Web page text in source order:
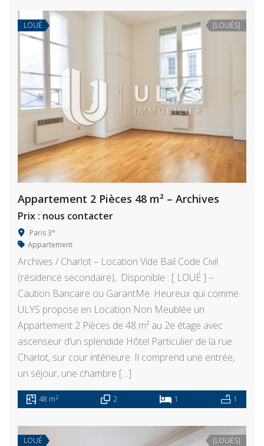
LOUÉ [LOUÉS]
Appartement 2 Pièces 48 m² – Archives
Prix : nous contacter
Paris 3°
Appartement
Archives / Charlot – Location Vide Bail Code Civil
(résidence secondaire), Disponible : [ LOUÉ ] –
Caution Bancaire ou GarantMe. Heureux qui comme
ULYS propose en Location Non Meublée un
Appartement 2 Pièces de 48 m² au 2e étage avec
ascenseur d’un splendide Hôtel Particulier de la rue
Charlot, sur cour intérieure. Il comprend une entrée,
un séjour, une chambre […]
48 m2 2 1 1
LOUÉ [LOUÉS]